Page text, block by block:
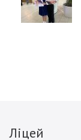
Ліцей